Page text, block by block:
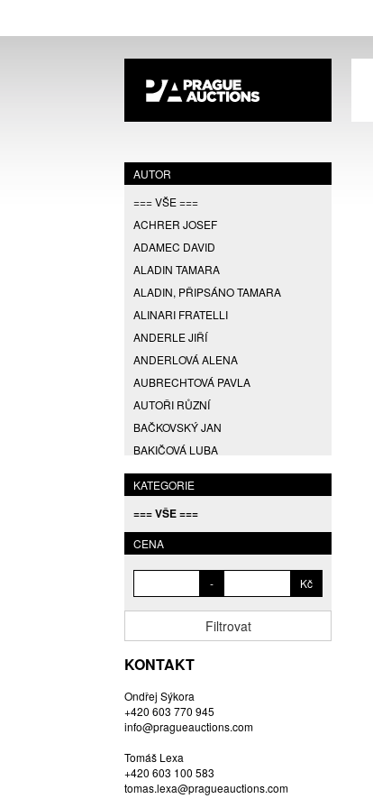
AUTOR
=== VŠE ===
ACHRER JOSEF
ADAMEC DAVID
ALADIN TAMARA
ALADIN, PŘIPSÁNO TAMARA
ALINARI FRATELLI
ANDERLE JIŘÍ
ANDERLOVÁ ALENA
AUBRECHTOVÁ PAVLA
AUTOŘI RŮZNÍ
BAČKOVSKÝ JAN
BAKIČOVÁ LUBA
BALCAR JIŘÍ
BALCAR KAREL
BALCAR MARTIN
BALÍČEK PETR
BARTKO MAREK
BARTOŇ DAVID
BASTL ROMAN
BAUCH JAN
BAUER VL.
BEDNÁŘOVÁ EVA
BĚHAL DOMINIK
KATEGORIE
=== VŠE ===
CENA
- Kč
Filtrovat
KONTAKT
Ondřej Sýkora
+420 603 770 945
info@pragueauctions.com
Tomáš Lexa
+420 603 100 583
tomas.lexa@pragueauctions.com